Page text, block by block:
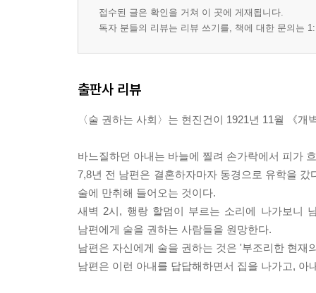
접수된 글은 확인을 거쳐 이 곳에 게재됩니다.
독자 분들의 리뷰는 리뷰 쓰기를, 책에 대한 문의는
출판사 리뷰
〈술 권하는 사회〉는 현진건이 1921년 11월 《
바느질하던 아내는 바늘에 찔려 손가락에서 피가
7,8년 전 남편은 결혼하자마자 동경으로 유학을
술에 만취해 들어오는 것이다.
새벽 2시, 행랑 할멈이 부르는 소리에 나가보니
남편에게 술을 권하는 사람들을 원망한다.
남편은 자신에게 술을 권하는 것은 '부조리한 현재
남편은 이런 아내를 답답해하면서 집을 나가고,